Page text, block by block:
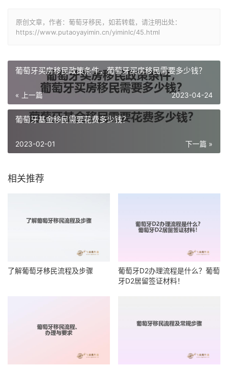
原创文章，作者：葡萄牙移民，如若转载，请注明出处：
https://www.putaoyayimin.cn/yiminlc/45.html
葡萄牙买房移民政策条件，葡萄牙买房移民需要多少钱？
« 上一篇 2023-04-24
葡萄牙基金移民需要花费多少钱？
下一篇 »
2023-02-01
相关推荐
了解葡萄牙移民流程及步骤
葡萄牙D2办理流程是什么？葡萄
牙D2居留签证材料！